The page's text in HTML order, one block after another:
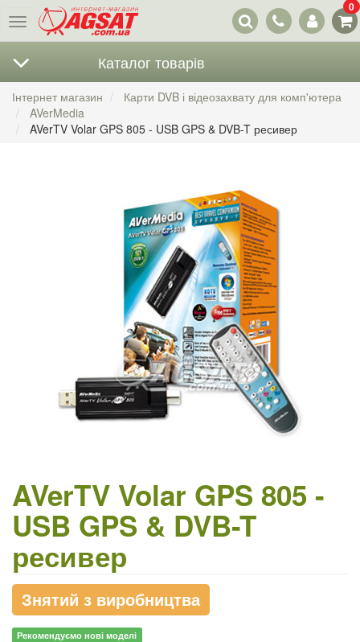
Меню
Наші
контакти
0
Каталог товарів
Інтернет магазин
Карти DVB і відеозахвату для комп'ютера
AVerMedia
AVerTV Volar GPS 805 - USB GPS & DVB-T ресивер
AVerTV Volar GPS 805 -
USB GPS & DVB-T
ресивер
Знятий з виробництва
Рекомендуємо нові моделі